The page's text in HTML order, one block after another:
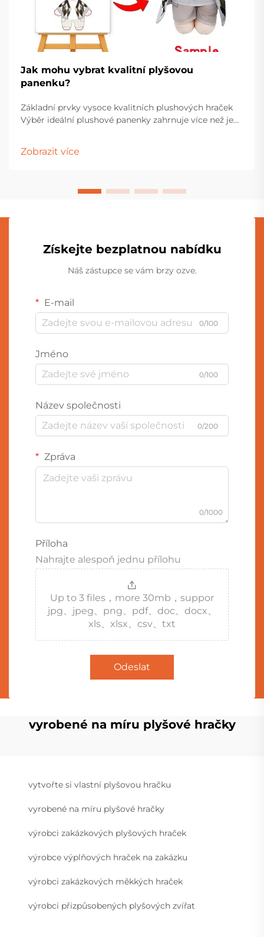
Jak mohu vybrat kvalitní plyšovou
panenku?
Základní prvky vysoce kvalitních plushových hraček
Výběr ideální plushové panenky zahrnuje více než jen
tak v vitrínách dospělých sběratelů...
Zobrazit více
Získejte bezplatnou nabídku
Náš zástupce se vám brzy ozve.
E-mail
0/100
Jméno
0/100
Název společnosti
0/200
Zpráva
0/1000
Příloha
Nahrajte alespoň jednu přílohu
Up to 3 files，more 30mb，suppor
jpg、jpeg、png、pdf、doc、docx、
xls、xlsx、csv、txt
Odeslat
vyrobené na míru plyšové hračky
vytvořte si vlastní plyšovou hračku
vyrobené na míru plyšové hračky
výrobci zakázkových plyšových hraček
výrobce výplňových hraček na zakázku
výrobci zakázkových měkkých hraček
výrobci přizpůsobených plyšových zvířat